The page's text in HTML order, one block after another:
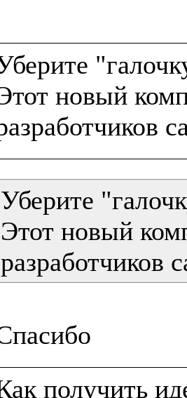
новый
Уберите
Этот новый
разработчиков
получить